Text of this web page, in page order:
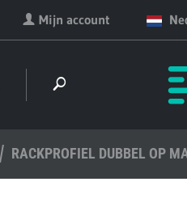
Mijn account
RACKPROFIEL DUBBEL OP